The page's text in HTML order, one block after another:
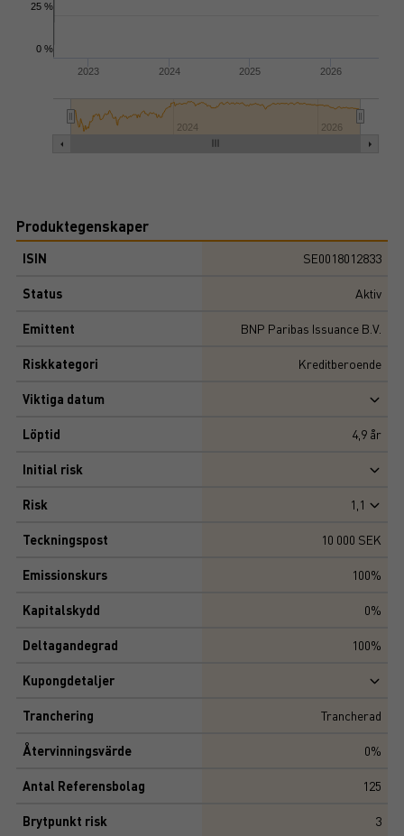
2023 2024 2025 2026
2024 2026
0 %
25 %
Produktegenskaper
ISIN SE0018012833
Status Aktiv
Emittent BNP Paribas Issuance B.V.
Riskkategori Kreditberoende
Viktiga datum
Löptid 4,9 år
Initial risk
Risk 1,1
Teckningspost 10 000 SEK
Emissionskurs 100%
Kapitalskydd 0%
Deltagandegrad 100%
Kupongdetaljer
Tranchering Trancherad
Återvinningsvärde 0%
Antal Referensbolag 125
Brytpunkt risk 3